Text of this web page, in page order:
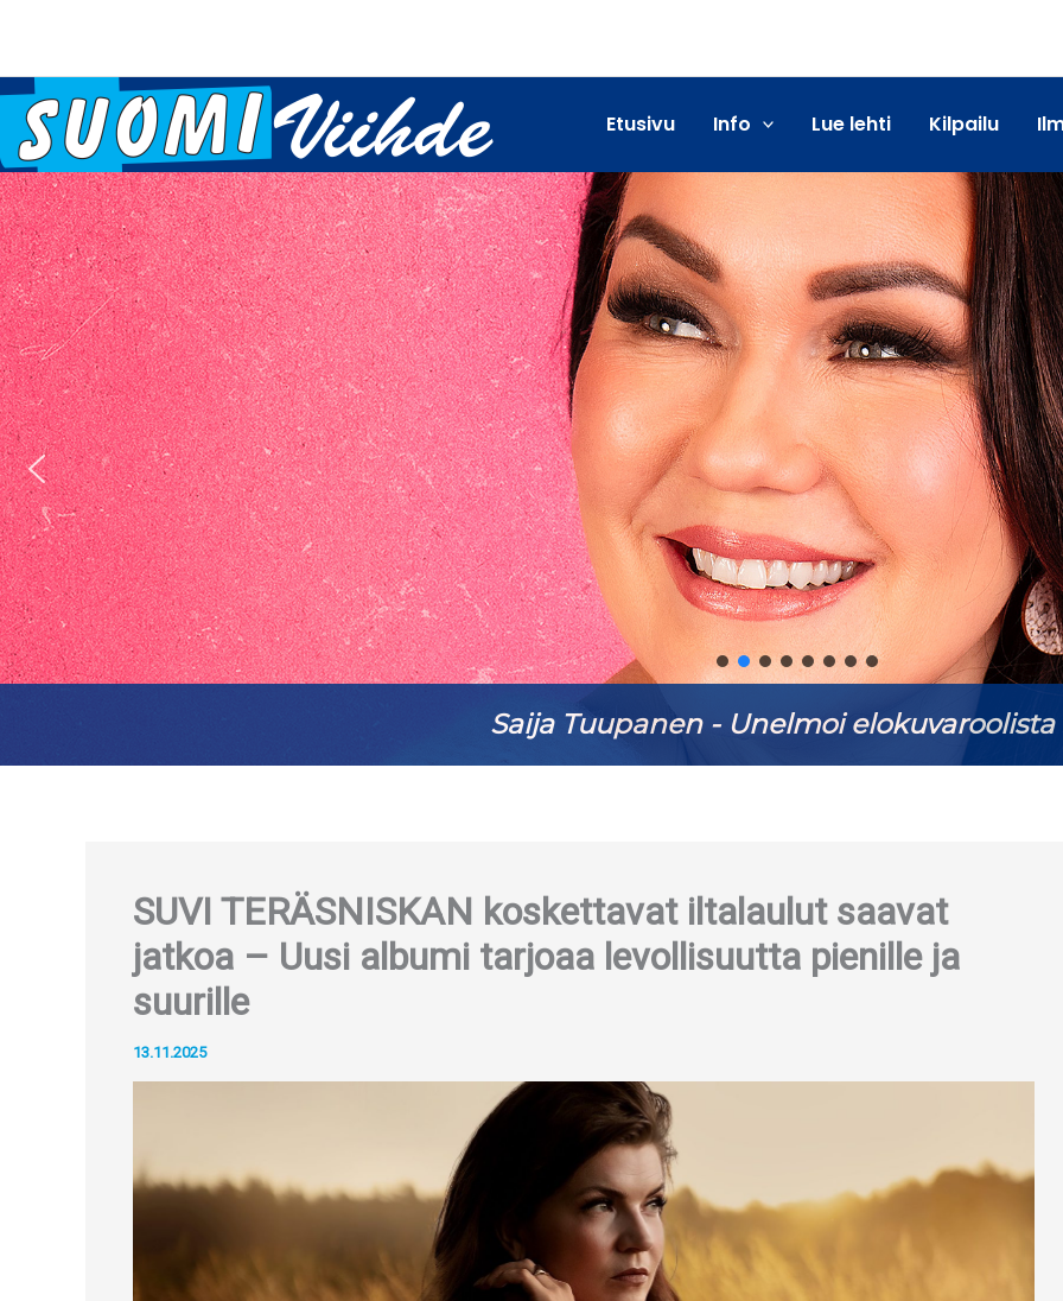
Etusivu Info Lue lehti Kilpailu
Saija Tuupanen - Unelmoi elokuvaroolista
SUVI TERÄSNISKAN koskettavat iltalaulut saavat
jatkoa – Uusi albumi tarjoaa levollisuutta pienille ja
suurille
13.11.2025